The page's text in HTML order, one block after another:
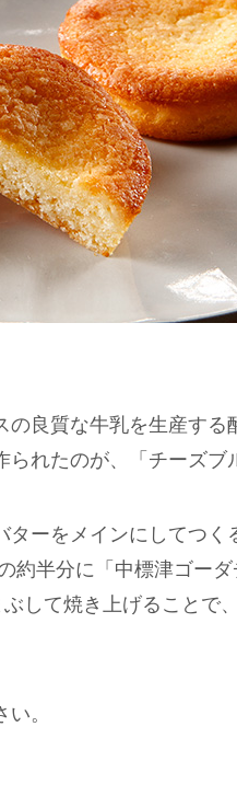
良質な牛乳を生産する
れたのが、「チーズブ
ーをメインにしてつく
半分に「中標津ゴーダ
して焼き上げることで
。